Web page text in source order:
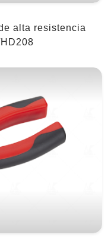
alta resistencia